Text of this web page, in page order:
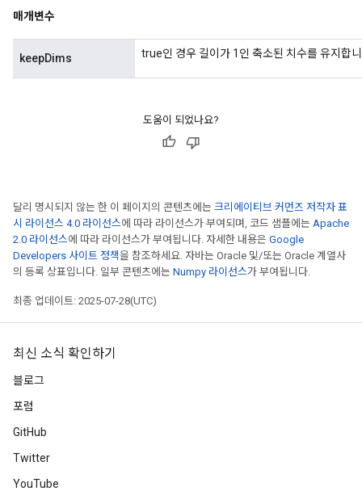
매개변수
keepDims true인 경우 길이가 1인 축소된 치수를 유지합
도움이 되었나요?
달리 명시되지 않는 한 이 페이지의 콘텐츠에는 크리에이티브 커먼즈 저작자 표
시 라이선스 4.0 라이선스에 따라 라이선스가 부여되며, 코드 샘플에는 Apache
2.0 라이선스에 따라 라이선스가 부여됩니다. 자세한 내용은 Google
Developers 사이트 정책을 참조하세요. 자바는 Oracle 및/또는 Oracle 계열사
의 등록 상표입니다. 일부 콘텐츠에는 Numpy 라이선스가 부여됩니다.
최종 업데이트: 2025-07-28(UTC)
최신 소식 확인하기
블로그
포럼
GitHub
Twitter
YouTube